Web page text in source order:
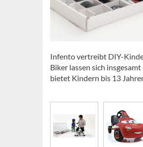
Infento vertreibt DIY-
Biker lassen sich
bietet Kindern bis 13